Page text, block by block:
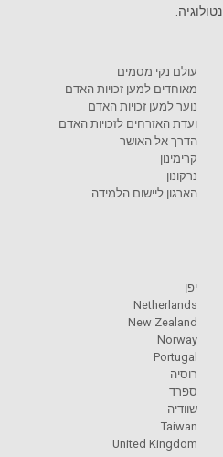
.
עולם נקי מסמים
מאוחדים למען זכויות האדם
נוער למען זכויות האדם
ועדת האזרחים לזכויות האדם
הדרך אל האושר
קרימינון
נרקונון
הארגון ליישום הלמידה
יפן
Netherlands
New Zealand
Norway
Portugal
רוסיה
ספרד
שוודיה
Taiwan
United Kingdom